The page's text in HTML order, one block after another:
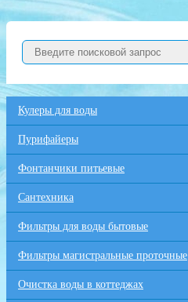
Кулеры для воды
Пурифайеры
Фонтанчики питьевые
Сантехника
Фильтры для воды бытовые
Фильтры магистральные проточные
Очистка воды в коттеджах